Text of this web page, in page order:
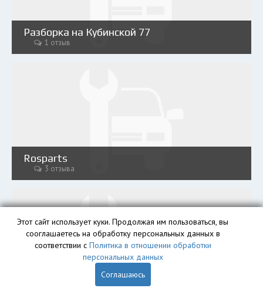
Разборка на Кубинской 77
1 отзыв
Rosparts
3 отзыва
Этот сайт использует куки. Продолжая им пользоваться, вы
сооглашаетесь на обработку персональных данных в
соответствии с Политика в отношении обработки
персональных данных
Соглашаюсь